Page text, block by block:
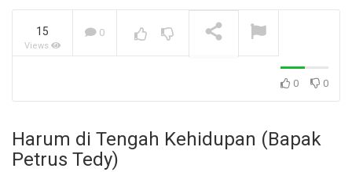
Jangan Biarkan Masa Lalu
Depanmu (Bpk. Stevanus)
15
Views
0
0 0
Harum di Tengah Kehidupan (Bapak
Petrus Tedy)